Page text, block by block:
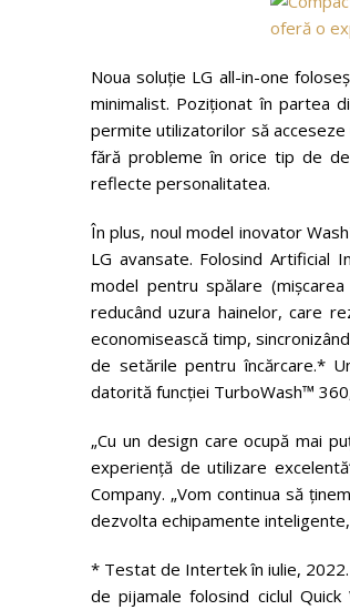
Noua soluţie LG all-in-one
minimalist. Poziţionat în partea
permite utilizatorilor să
fără probleme în orice tip de
reflecte personalitatea.
În plus, noul model inovator
LG avansate. Folosind
model pentru spălare
reducând uzura hainelor, care
economisească timp,
de setările pentru încărcare.*
datorită funcţiei TurboWash™
„Cu un design care ocupă mai
experienţă de utilizare
Company. „Vom continua să
dezvolta echipamente
* Testat de Intertek în iulie,
de pijamale folosind ciclul